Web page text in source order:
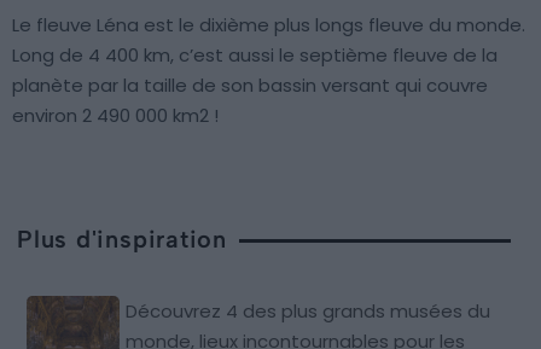
Le fleuve Léna est le dixième plus longs fleuve du monde.
Long de 4 400 km, c’est aussi le septième fleuve de la
planète par la taille de son bassin versant qui couvre
environ 2 490 000 km2 !
Plus d'inspiration
Découvrez 4 des plus grands musées du
monde, lieux incontournables pour les